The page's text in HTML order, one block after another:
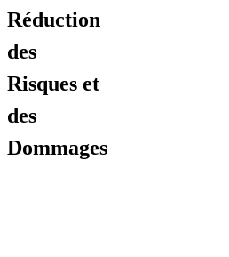
Réduction
des
Risques et
des
Dommages